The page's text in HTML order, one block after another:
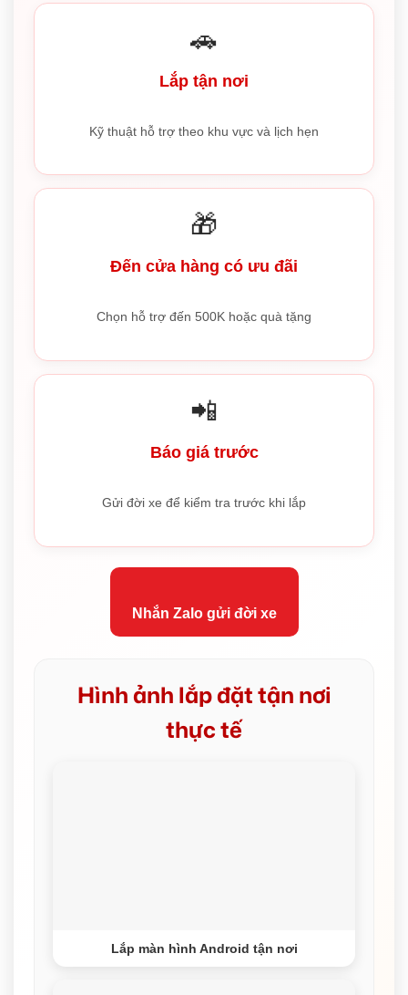
🚗
Lắp tận nơi
Kỹ thuật hỗ trợ theo khu vực và lịch hẹn
🎁
Đến cửa hàng có ưu đãi
Chọn hỗ trợ đến 500K hoặc quà tặng
📲
Báo giá trước
Gửi đời xe để kiểm tra trước khi lắp
Nhắn Zalo gửi đời xe
Hình ảnh lắp đặt tận nơi
thực tế
Lắp màn hình Android tận nơi